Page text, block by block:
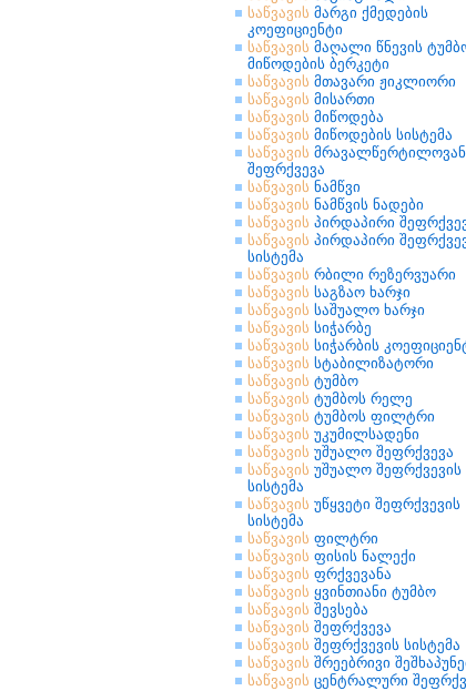
საწვავის მარგი ქმედების
კოეფიციენტი
საწვავის მაღალი წნევის
მიწოდების ბერკეტი
საწვავის მთავარი ჟიკლიორი
საწვავის მისართი
საწვავის მიწოდება
საწვავის მიწოდების სისტემა
საწვავის
შეფრქვევა
საწვავის ნამწვი
საწვავის ნამწვის ნადები
საწვავის პირდაპირი
საწვავის პირდაპირი
სისტემა
საწვავის რბილი რეზერვუარი
საწვავის საგზაო ხარჯი
საწვავის საშუალო ხარჯი
საწვავის სიჭარბე
საწვავის სიჭარბის
საწვავის სტაბილიზატორი
საწვავის ტუმბო
საწვავის ტუმბოს რელე
საწვავის ტუმბოს ფილტრი
საწვავის უკუმილსადენი
საწვავის უშუალო შეფრქვევა
საწვავის უშუალო შეფრქვევის
სისტემა
საწვავის უწყვეტი შეფრქვევის
სისტემა
საწვავის ფილტრი
საწვავის ფისის ნალექი
საწვავის ფრქვევანა
საწვავის ყვინთიანი ტუმბო
საწვავის შევსება
საწვავის შეფრქვევა
საწვავის შეფრქვევის სისტემა
საწვავის შრეებრივი
საწვავის ცენტრალური